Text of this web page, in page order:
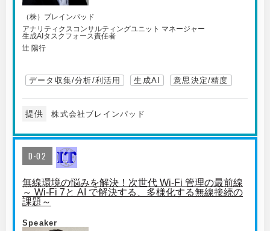
（株）ブレインパッド
アナリティクスコンサルティングユニット マネージャー
生成AIタスクフォース責任者
辻 陽行
データ収集/分析/利活用 生成AI 意思決定/精度
提供 株式会社ブレインパッド
D-02
無線環境の悩みを解決！次世代 Wi-Fi 管理の最前線
～ Wi-Fi 7と AI で解決する、多様化する無線接続の
課題～
Speaker